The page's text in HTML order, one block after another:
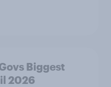
Biggest
2026